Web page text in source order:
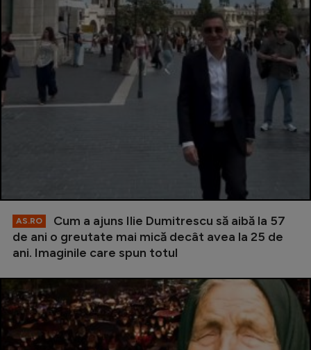
AS.RO
Cum a ajuns Ilie Dumitrescu să aibă la 57
de ani o greutate mai mică decât avea la 25 de
ani. Imaginile care spun totul